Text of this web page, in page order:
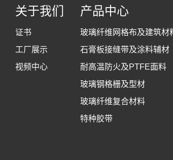
关于我们
证书
工厂展示
视频中心
产品中心
玻璃纤维网格布及建筑材
石膏板接缝带及涂料辅材
耐高温防火及PTFE面料
玻璃钢格栅及型材
玻璃纤维复合材料
特种胶带